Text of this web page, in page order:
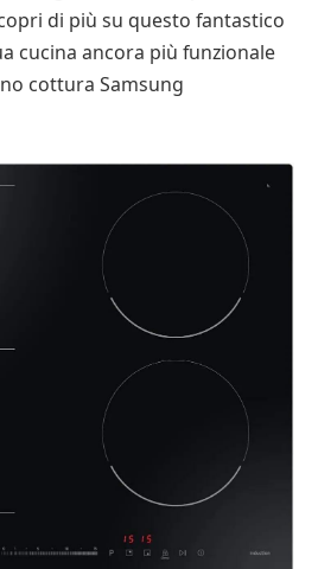
di più su questo fantastico
cucina ancora più funzionale
cottura Samsung